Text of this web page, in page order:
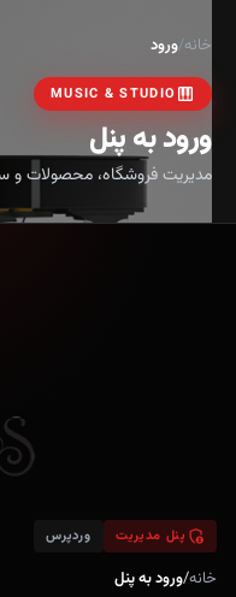
خانه/ورود
PIANO
MUSIC & STUDIO
ورود به پنل
مدیریت فروشگاه، محصولات و
ADMIN_PANEL_SETTINGS پنل مدیریت وردپرس
خانه/ورود به پنل